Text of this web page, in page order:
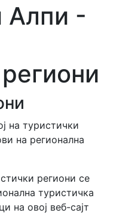
Алпи -
на туристички
на регионална
региони се
туристичка
на овој веб-сајт